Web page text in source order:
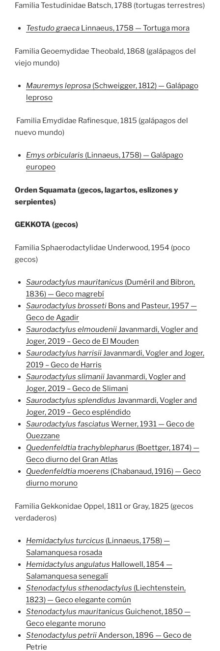
Familia Testudinidae Batsch, 1788 (tortugas terrestres)
Testudo graeca Linnaeus, 1758 — Tortuga mora
Familia Geoemydidae Theobald, 1868 (galápagos del
viejo mundo)
Mauremys leprosa (Schweigger, 1812) — Galápago
leproso
Familia Emydidae Rafinesque, 1815 (galápagos del
nuevo mundo)
Emys orbicularis (Linnaeus, 1758) — Galápago
europeo
Orden Squamata (gecos, lagartos, eslizones y
serpientes)
GEKKOTA (gecos)
Familia Sphaerodactylidae Underwood, 1954 (poco
gecos)
Saurodactylus mauritanicus (Duméril and Bibron,
1836) — Geco magrebí
Saurodactylus brossetiBons and Pasteur, 1957 —
Geco de Agadir
Saurodactylus elmoudeniiJavanmardi, Vogler and
Joger, 2019 – Geco de El Mouden
Saurodactylus harrisiiJavanmardi, Vogler and Joger,
2019 – Geco de Harris
Saurodactylus slimaniiJavanmardi, Vogler and
Joger, 2019 – Geco de Slimani
Saurodactylus splendidus Javanmardi, Vogler and
Joger, 2019 – Geco espléndido
Saurodactylus fasciatus Werner, 1931 — Geco de
Ouezzane
Quedenfeldtia trachyblepharus (Boettger, 1874) —
Geco diurno del Gran Atlas
Quedenfeldtia moerens (Chabanaud, 1916) — Geco
diurno moruno
Familia Gekkonidae Oppel, 1811 or Gray, 1825 (gecos
verdaderos)
Hemidactylus turcicus (Linnaeus, 1758) —
Salamanquesa rosada
Hemidactylus angulatus Hallowell, 1854 —
Salamanquesa senegalí
Stenodactylus sthenodactylus (Liechtenstein,
1823) — Geco elegante común
Stenodactylus mauritanicus Guichenot, 1850 —
Geco elegante moruno
Stenodactylus petriiAnderson, 1896 — Geco de
Petrie